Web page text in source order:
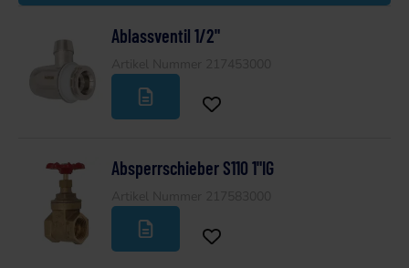
Ablassventil 1/2"
Absperrschieber S110 1"IG